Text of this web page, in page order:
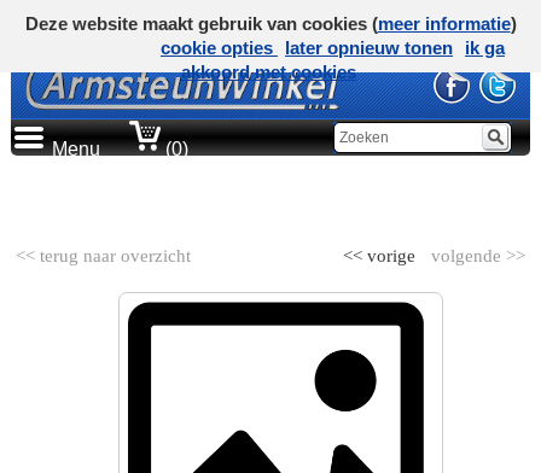
Menu (0)
<< terug naar overzicht volgende >>
<< vorige
Deze website maakt gebruik van cookies (meer informatie)
cookie opties
later opnieuw tonen
ik ga
akkoord met cookies